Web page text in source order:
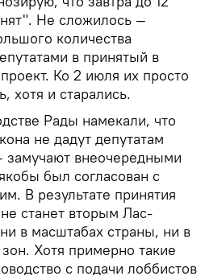
Не сложилось —
количества
в принятый в
Ко 2 июля их просто
хотя и старались.
Рады намекали, что
не дадут депутатам
замучают внеочередными
был согласован с
В результате принятия
станет вторым Лас-
в масштабах страны, ни в
Хотя примерно такие
с подачи лоббистов